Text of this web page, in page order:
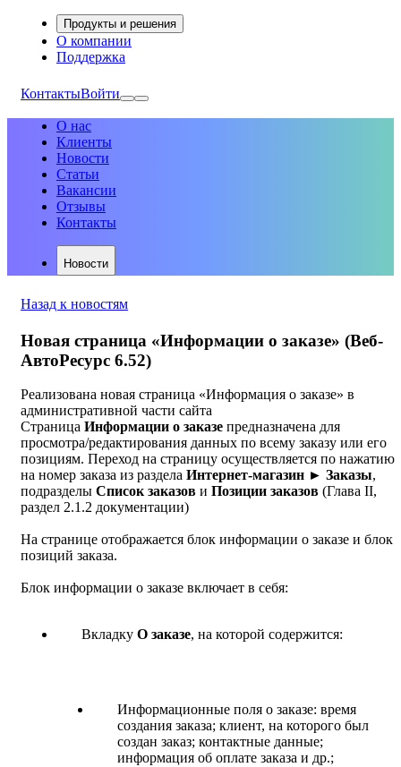
Продукты и решения
О компании
Поддержка
КонтактыВойти
О нас
Клиенты
Новости
Статьи
Вакансии
Отзывы
Контакты
Новости
Назад к новостям
Новая страница «Информации о заказе» (Веб-
АвтоРесурс 6.52)
Реализована новая страница «Информация о заказе» в
административной части сайта
Страница Информации о заказе предназначена для
просмотра/редактирования данных по всему заказу или его
позициям. Переход на страницу осуществляется по нажатию
на номер заказа из раздела Интернет-магазин ► Заказы,
подразделы Список заказов и Позиции заказов (Глава II,
раздел 2.1.2 документации)
На странице отображается блок информации о заказе и блок
позиций заказа.
Блок информации о заказе включает в себя:
Вкладку О заказе, на которой содержится:
Информационные поля о заказе: время
создания заказа; клиент, на которого был
создан заказ; контактные данные;
информация об оплате заказа и др.;